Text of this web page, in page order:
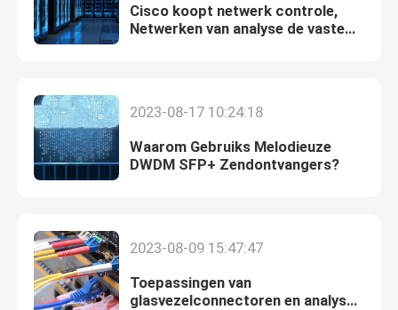
Cisco koopt netwerk controle,
Netwerken van analyse de vaste
2023-08-17 10:24:18
Waarom Gebruiks Melodieuze
DWDM SFP+ Zendontvangers?
2023-08-09 15:47:47
Toepassingen van
glasvezelconnectoren en analyse